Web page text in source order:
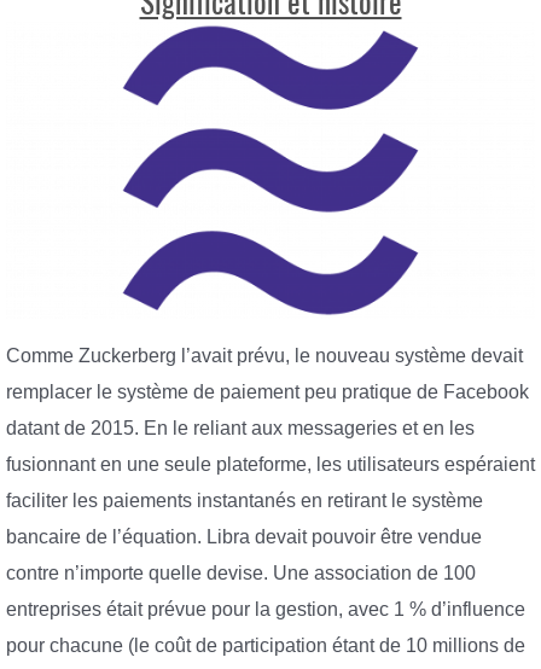
Comme Zuckerberg l’avait prévu, le nouveau système devait
remplacer le système de paiement peu pratique de Facebook
datant de 2015. En le reliant aux messageries et en les
fusionnant en une seule plateforme, les utilisateurs espéraient
faciliter les paiements instantanés en retirant le système
bancaire de l’équation. Libra devait pouvoir être vendue
contre n’importe quelle devise. Une association de 100
entreprises était prévue pour la gestion, avec 1 % d’influence
pour chacune (le coût de participation étant de 10 millions de